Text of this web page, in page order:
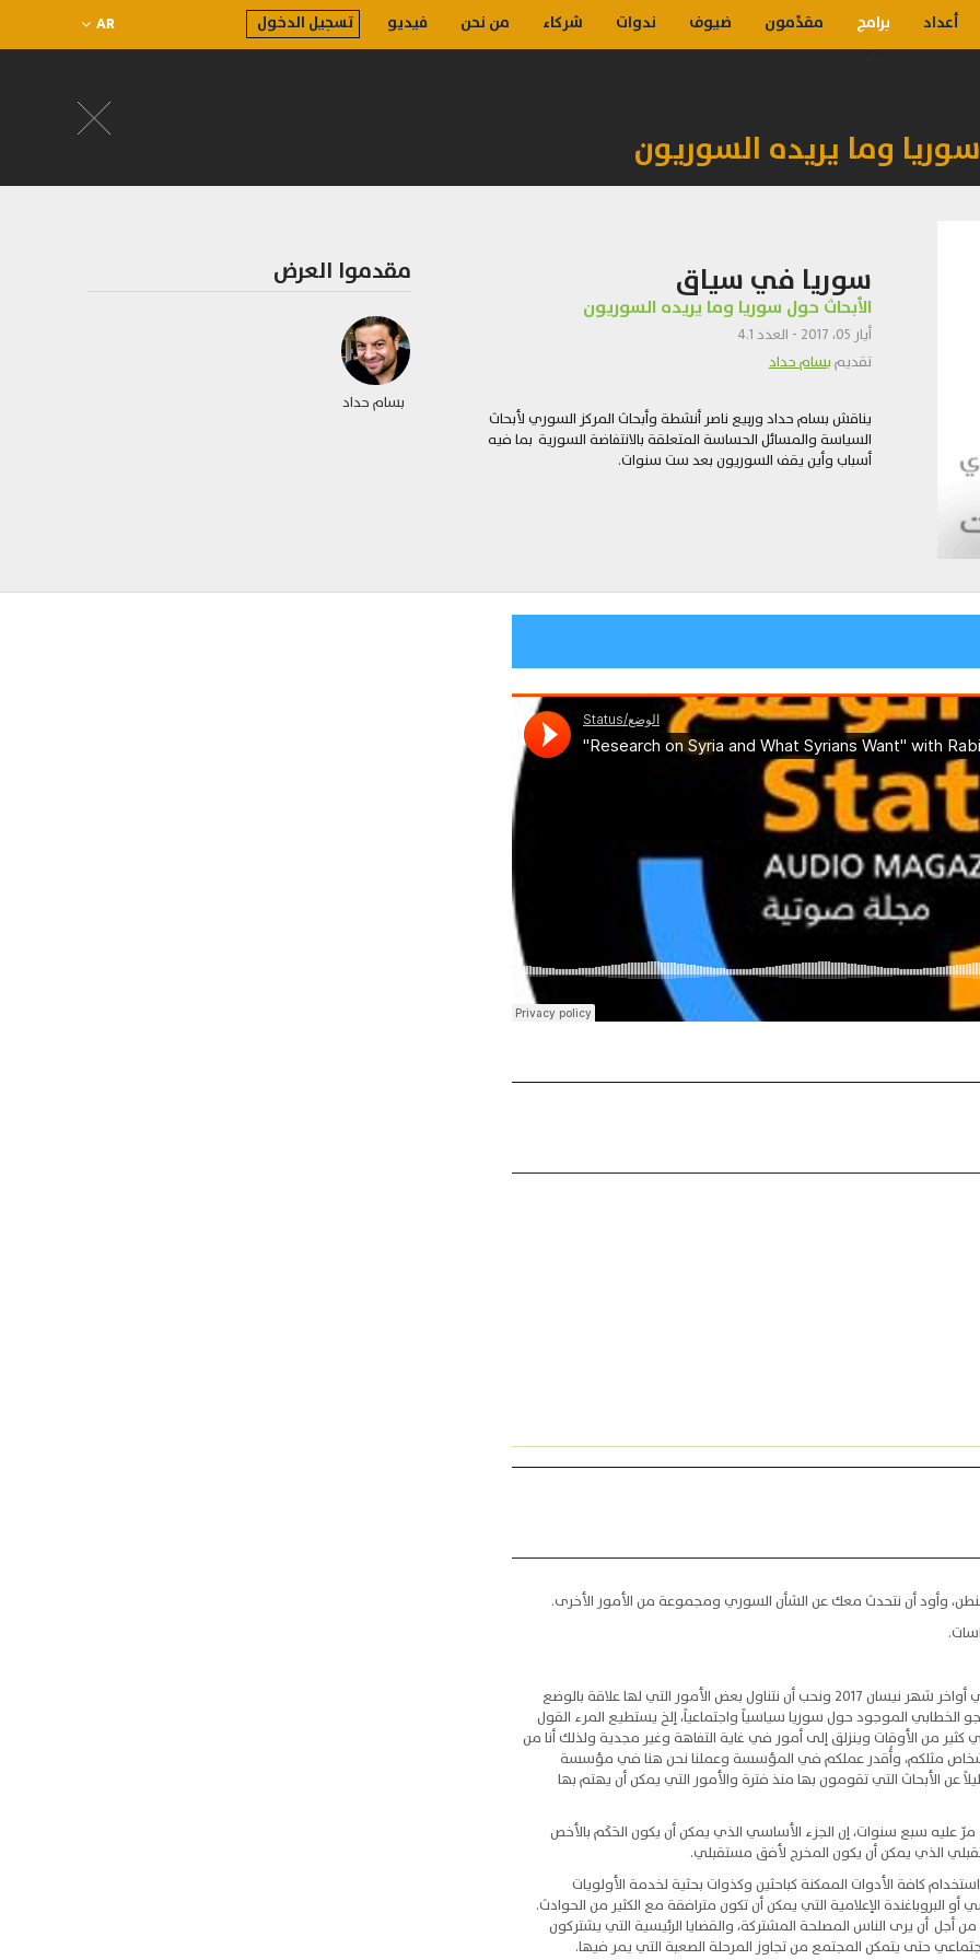
أعداد برامج مقدِّمون ضيوف ندوات شركاء من نحن فيديو تسجيل الدخول AR
وما يريده السوريون
سوريا في سياق
الأبحاث حول سوريا وما يريده السوريون
أيار 05، 2017 - العدد 4.1
تقديمبسام حداد
يناقش بسام حداد وربيع ناصر أنشطة وأبحاث المركز السوري لأبحاث
السياسة والمسائل الحساسة المتعلقة بالانتفاضة السورية بما فيه
أسباب وأين يقف السوريون بعد ست سنوات.
مقدموا العرض
بسام حداد
وأود أن نتحدث معك عن الشأن السوري ومجموعة من الأمور الأخرى.
: نحن الآن في وضع سيء كالعادة في سوريا ونتحدث الآن في أواخر شهر نيسان ٢٠١٧ ونحب أن نتناول بعض الأمور التي لها علاقة بالوضع
الخطابي الموجود حول سوريا سياسياً واجتماعياً، إلخ يستطيع المرء القول
من الأوقات وينزلق إلى أمور في غاية التفاهة وغير مجدية ولذلك أنا من
مثلكم، وأُقدر عملكم في المؤسسة وعملنا نحن هنا في مؤسسة
عن الأبحاث التي تقومون بها منذ فترة والأمور التي يمكن أن يهتم بها
سبع سنوات، إن الجزء الأساسي الذي يمكن أن يكون الحَكَم بالأخص
الذي يمكن أن يكون المخرج لأفق مستقبلي.
كافة الأدوات الممكنة كباحثين وكذوات بحثية لخدمة الأولويات
البروباغندة الإعلامية التي يمكن أن تكون مترافقة مع الكثير من الحوادث.
أجل أن يرى الناس المصلحة المشتركة، والقضايا الرئيسية التي يشتركون
حتى يتمكن المجتمع من تجاوز المرحلة الصعبة التي يمر فيها.